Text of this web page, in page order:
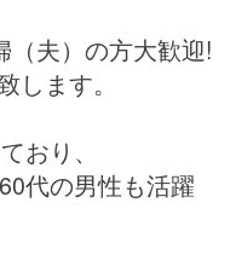
（夫）の方大歓迎!
します。
おり、
代の男性も活躍